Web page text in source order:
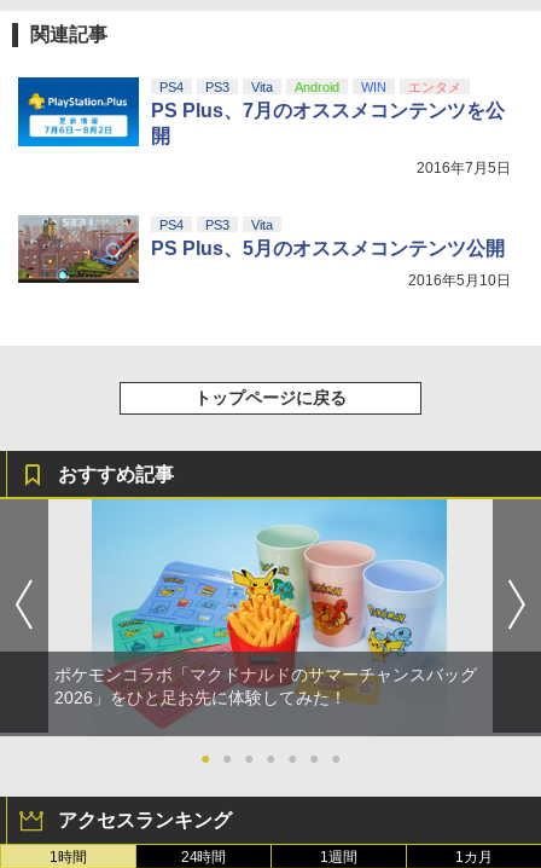
5
羅小黒戦記2 ぼくらが望む未来(通常版)
【Blu-ray】 [ 花澤香菜 ]
￥5,000
￥10,737
【純正品】DualSense ワイヤレスコン
￥10,737
5
￥8,589
￥7,828
関連記事
PS4 PS3 Vita Android WIN エンタメ
PS Plus、7月のオススメコンテンツを公
開
2016年7月5日
PS4 PS3 Vita
PS Plus、5月のオススメコンテンツ公開
2016年5月10日
トップページに戻る
おすすめ記事
ポケモンコラボ「マクドナルドのサマーチャンスバッグ
2026」をひと足お先に体験してみた！
● ● ● ● ● ● ●
アクセスランキング
1時間 24時間 1週間 1カ月